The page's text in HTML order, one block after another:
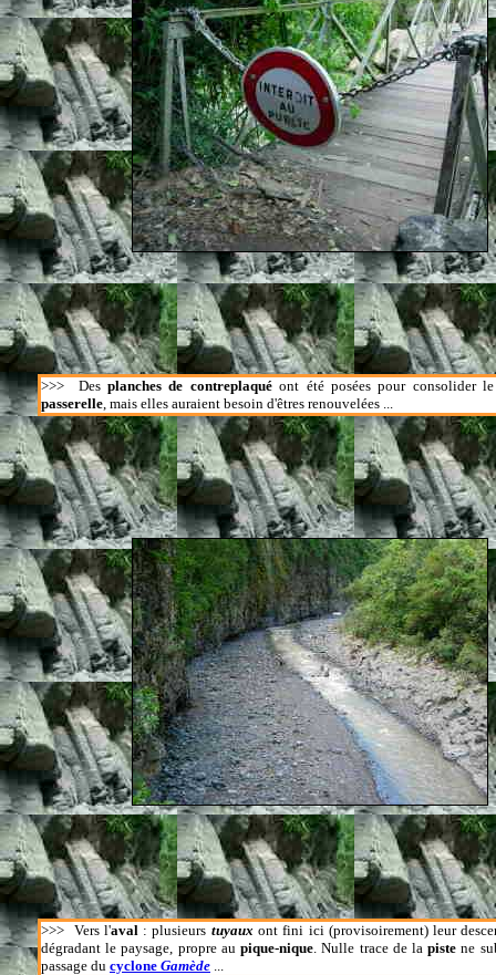
>>> Desplanches de contreplaquéont été posées pour consolider
passerelle, mais elles auraient besoin d'êtres renouvelées ...
>>> Vers l'aval: plusieurs tuyauxont fini ici (provisoirement) leur
dégradant le paysage, propre aupique-nique. Nulle trace de lapiste ne
passage du cyclone Gamède ...